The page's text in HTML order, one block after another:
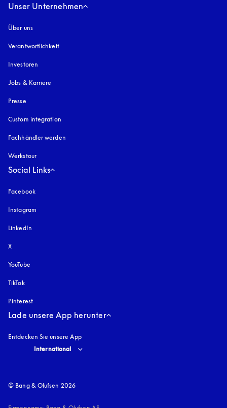
Unser Unternehmen
Über uns
Verantwortlichkeit
Investoren
Jobs & Karriere
Presse
Custom integration
Fachhändler werden
Werkstour
Social Links
Facebook
Instagram
LinkedIn
X
YouTube
TikTok
Pinterest
Lade unsere App herunter
Entdecken Sie unsere App
Select country and language
International
© Bang & Olufsen 2026